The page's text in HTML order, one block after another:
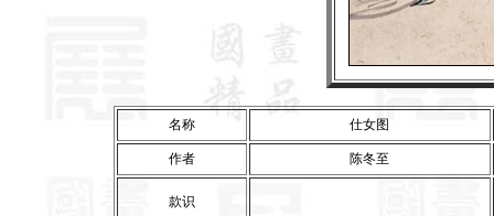
名称 仕女图
作者 陈冬至
款识